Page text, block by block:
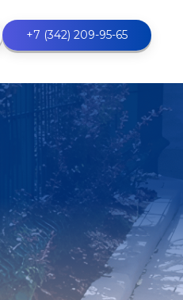
+7 (342) 209-95-65